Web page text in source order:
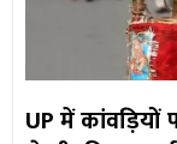
UP में कांवड़ियों